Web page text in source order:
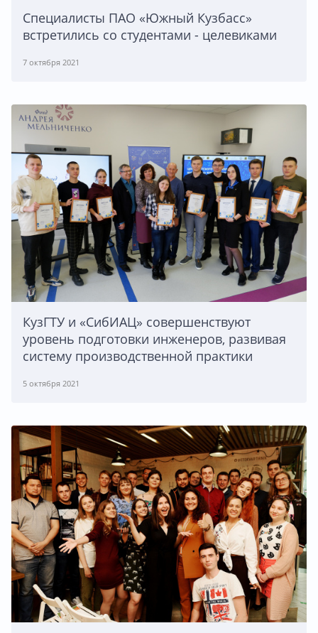
Специалисты ПАО «Южный Кузбасс»
встретились со студентами - целевиками
7 октября 2021
КузГТУ и «СибИАЦ» совершенствуют
уровень подготовки инженеров, развивая
систему производственной практики
5 октября 2021